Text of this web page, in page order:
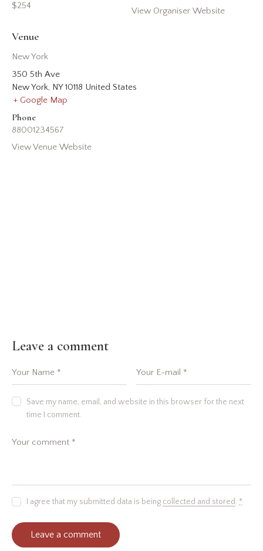
$254
View Organiser Website
Venue
New York
350 5th Ave
New York, NY 10118 United States
+ Google Map
Phone
88001234567
View Venue Website
Leave a comment
Save my name, email, and website in this browser for the next
time I comment.
I agree that my submitted data is being collected and stored. *